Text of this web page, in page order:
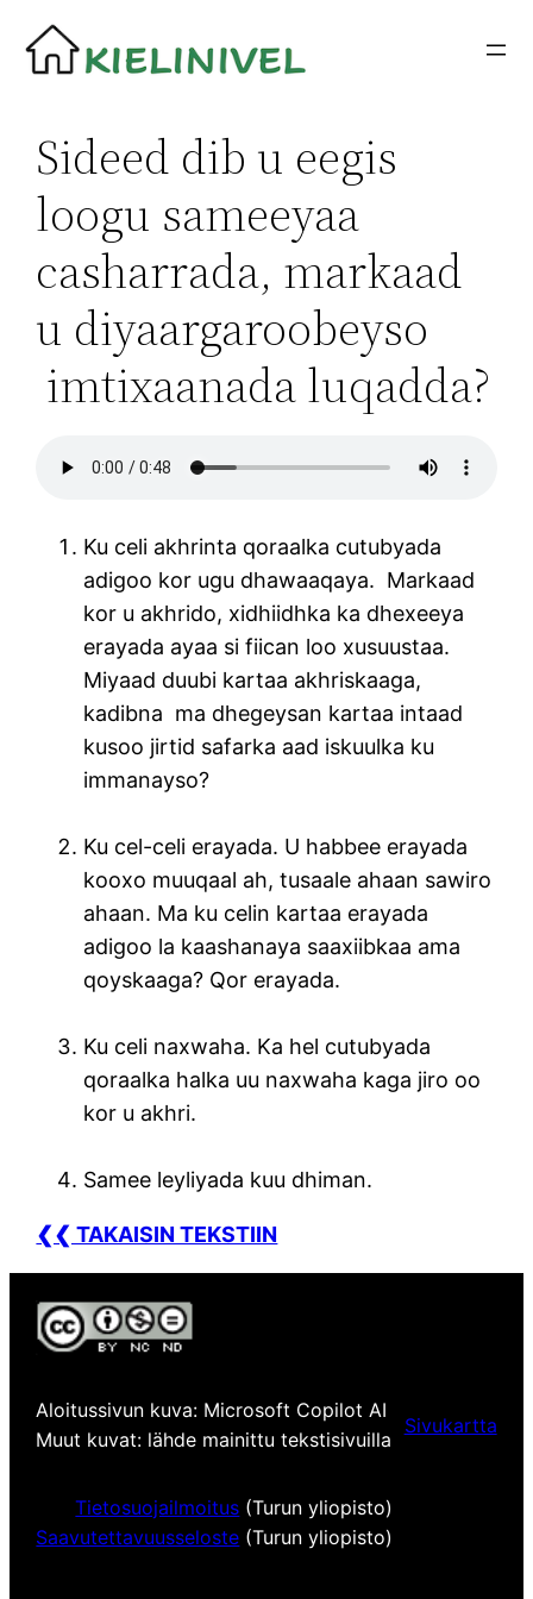
Siirry
sisältöön
Sideed dib u eegis
loogu sameeyaa
casharrada, markaad
u diyaargaroobeyso
imtixaanada luqadda?
Ku celi akhrinta qoraalka cutubyada
adigoo kor ugu dhawaaqaya. Markaad
kor u akhrido, xidhiidhka ka dhexeeya
erayada ayaa si fiican loo xusuustaa.
Miyaad duubi kartaa akhriskaaga,
kadibna ma dhegeysan kartaa intaad
kusoo jirtid safarka aad iskuulka ku
immanayso?
Ku cel-celi erayada. U habbee erayada
kooxo muuqaal ah, tusaale ahaan sawiro
ahaan. Ma ku celin kartaa erayada
adigoo la kaashanaya saaxiibkaa ama
qoyskaaga? Qor erayada.
Ku celi naxwaha. Ka hel cutubyada
qoraalka halka uu naxwaha kaga jiro oo
kor u akhri.
Samee leyliyada kuu dhiman.
❮❮ TAKAISIN TEKSTIIN
Aloitussivun kuva: Microsoft Copilot AI
Muut kuvat: lähde mainittu tekstisivuilla
Sivukartta
Tietosuojailmoitus (Turun yliopisto)
Saavutettavuusseloste (Turun yliopisto)